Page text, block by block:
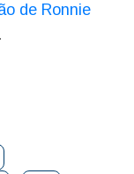
de Ronnie